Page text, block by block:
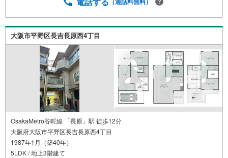
ございます・平野区・八尾市の【中古戸建て】ならハウス
フリーダム八尾店 ----*----*----*--
大阪市平野区長吉長原西4丁目
OsakaMetro谷町線 「長原」駅 徒歩12分
大阪府大阪市平野区長吉長原西4丁目
1987年1月（築40年）
5LDK / 地上3階建て